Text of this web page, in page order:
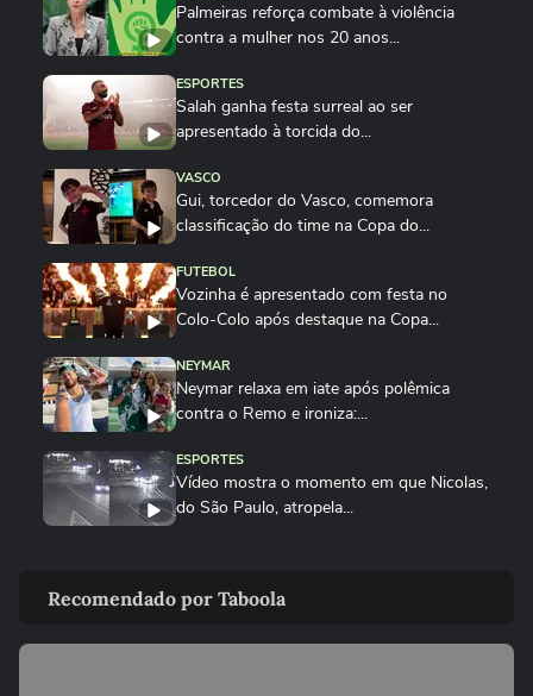
Palmeiras reforça combate à violência
contra a mulher nos 20 anos...
ESPORTES
Salah ganha festa surreal ao ser
apresentado à torcida do...
VASCO
Gui, torcedor do Vasco, comemora
classificação do time na Copa do...
FUTEBOL
Vozinha é apresentado com festa no
Colo-Colo após destaque na Copa...
NEYMAR
Neymar relaxa em iate após polêmica
contra o Remo e ironiza:...
ESPORTES
Vídeo mostra o momento em que Nicolas,
do São Paulo, atropela...
jogadores de futebol: ‘Se...
ESPORTES
Recomendado por Taboola